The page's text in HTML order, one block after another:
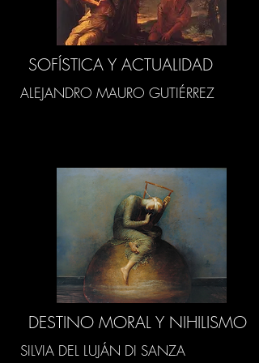
SOFÍSTICA Y ACTUALIDAD
ALEJANDRO MAURO GUTIÉRREZ
DESTINO MORAL Y NIHILISMO
SILVIA DEL LUJÁN DI SANZA